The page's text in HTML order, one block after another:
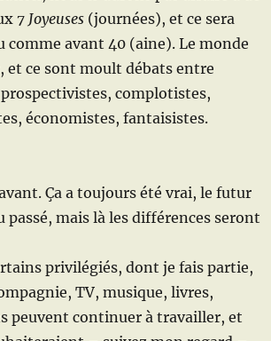
7 Joyeuses(journées), et ce sera
avant 40 (aine). Le monde
et ce sont moult débats entre
complotistes,
économistes, fantaisistes.
Ça a toujours été vrai, le futur
mais là les différences seront
privilégiés, dont je fais partie,
TV, musique, livres,
peuvent continuer à travailler, et